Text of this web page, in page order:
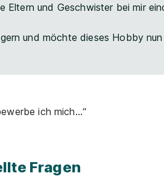
und Geschwister bei mir
und möchte dieses Hobby
ich mich…“
Fragen